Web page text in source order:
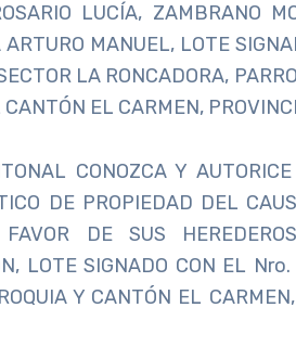
LUCÍA, ZAMBRANO
MANUEL, LOTE
LA RONCADORA,
EL CARMEN,
CONOZCA Y
DE PROPIEDAD DEL
DE SUS
LOTE SIGNADO CON EL
Y CANTÓN EL